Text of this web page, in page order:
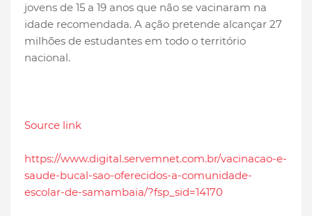
jovens de 15 a 19 anos que não se vacinaram na
idade recomendada. A ação pretende alcançar 27
milhões de estudantes em todo o território
nacional.
Source link
https://www.digital.servemnet.com.br/vacinacao-e-
saude-bucal-sao-oferecidos-a-comunidade-
escolar-de-samambaia/?fsp_sid=14170